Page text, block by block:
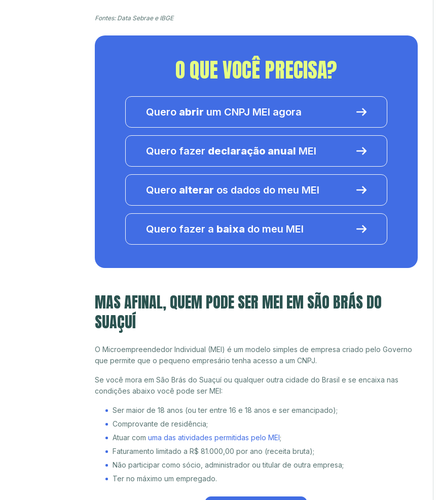
Fontes: Data Sebrae e IBGE
O QUE VOCÊ PRECISA?
Quero abrir um CNPJ MEI agora
Quero fazer declaração anual MEI
Quero alterar os dados do meu MEI
Quero fazer a baixa do meu MEI
MAS AFINAL, QUEM PODE SER MEI EM SÃO BRÁS DO
SUAÇUÍ
O Microempreendedor Individual (MEI) é um modelo simples de empresa criado pelo Governo
que permite que o pequeno empresário tenha acesso a um CNPJ.
Se você mora em São Brás do Suaçuí ou qualquer outra cidade do Brasil e se encaixa nas
condições abaixo você pode ser MEI:
Ser maior de 18 anos (ou ter entre 16 e 18 anos e ser emancipado);
Comprovante de residência;
Atuar com uma das atividades permitidas pelo MEI;
Faturamento limitado a R$ 81.000,00 por ano (receita bruta);
Não participar como sócio, administrador ou titular de outra empresa;
Ter no máximo um empregado.